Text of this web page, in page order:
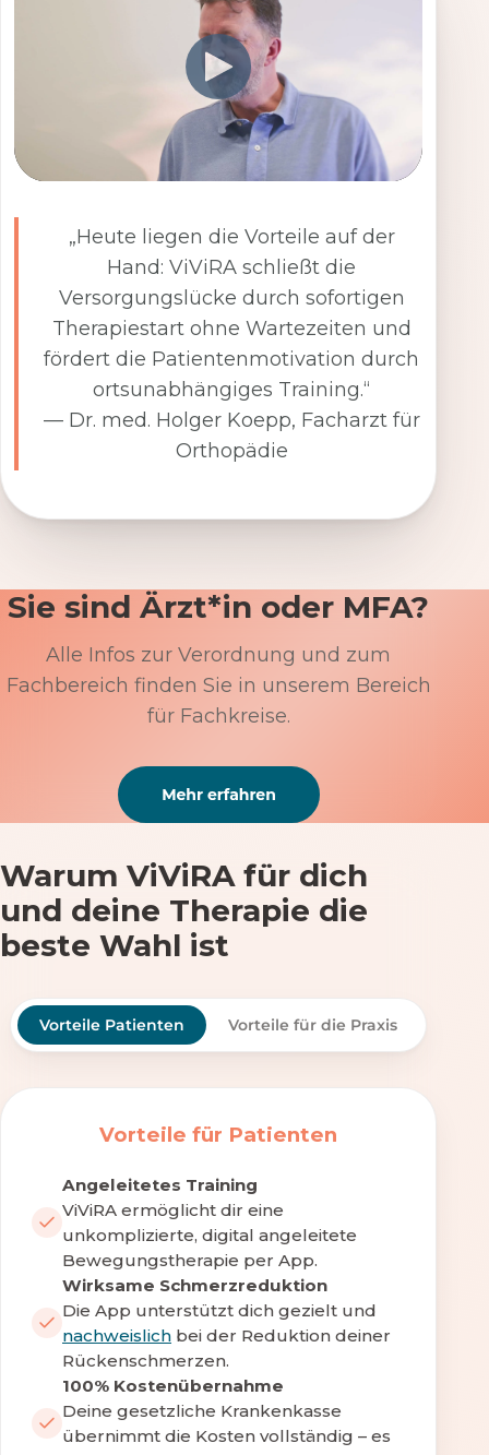
„Heute liegen die Vorteile auf der
Hand: ViViRA schließt die
Versorgungslücke durch sofortigen
Therapiestart ohne Wartezeiten und
fördert die Patientenmotivation durch
ortsunabhängiges Training.“
— Dr. med. Holger Koepp, Facharzt für
Orthopädie
Sie sind Ärzt*in oder MFA?
Alle Infos zur Verordnung und zum
Fachbereich finden Sie in unserem Bereich
für Fachkreise.
Warum ViViRA für dich
und deine Therapie die
beste Wahl ist
Vorteile Patienten Vorteile für die Praxis
Vorteile für Patienten
Angeleitetes Training
ViViRA ermöglicht dir eine
unkomplizierte, digital angeleitete
Bewegungstherapie per App.
Wirksame Schmerzreduktion
Die App unterstützt dich gezielt und
nachweislich bei der Reduktion deiner
Rückenschmerzen.
100% Kostenübernahme
Deine gesetzliche Krankenkasse
übernimmt die Kosten vollständig – es